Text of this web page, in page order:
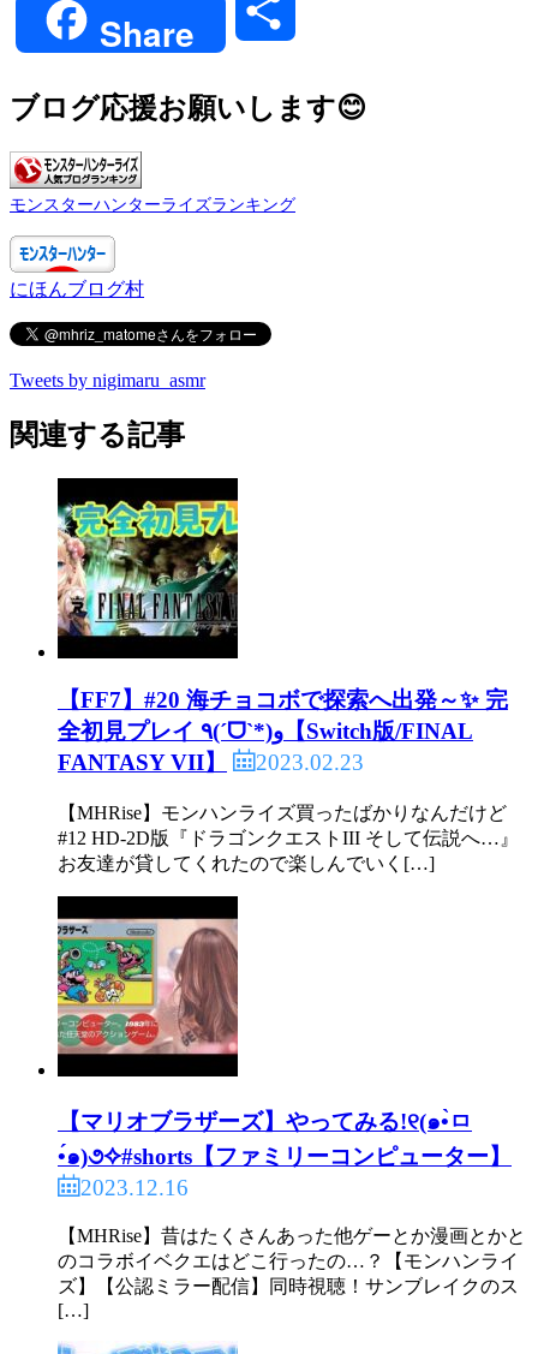
Share
ブログ応援お願いします😊
モンスターハンターライズランキング
にほんブログ村
Tweets by nigimaru_asmr
関連する記事
【FF7】#20 海チョコボで探索へ出発～✨ 完
全初見プレイ ٩(ˊᗜˋ*)و【Switch版/FINAL
FANTASY VII】
2023.02.23
【MHRise】モンハンライズ買ったばかりなんだけど
#12 HD-2D版『ドラゴンクエストIII そして伝説へ…』
お友達が貸してくれたので楽しんでいく[…]
【マリオブラザーズ】やってみる!୧(๑•̀ㅁ
•́๑)૭✧#shorts【ファミリーコンピューター】
2023.12.16
【MHRise】昔はたくさんあった他ゲーとか漫画とかと
のコラボイベクエはどこ行ったの…？【モンハンライ
ズ】【公認ミラー配信】同時視聴！サンブレイクのス
[…]